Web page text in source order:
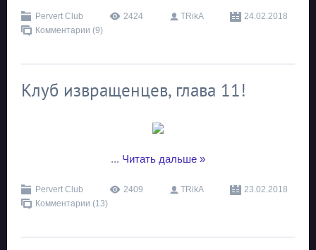
Pervert Club 2424 TRikA
24.02.2018
Комментарии (9)
Клуб извращенцев, глава 11!
... Читать дальше »
Pervert Club 2409 TRikA
23.02.2018
Комментарии (13)